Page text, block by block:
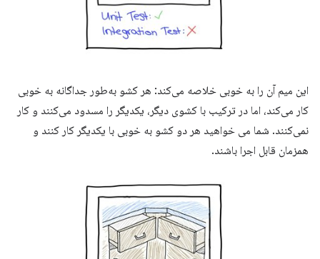
این میم آن را به خوبی خلاصه می‌کند: هر کشو به‌طور جداگانه به خوبی
کار می‌کند، اما در ترکیب با کشوی دیگر، یکدیگر را مسدود می‌کنند و کار
نمی‌کنند. شما می خواهید هر دو کشو به خوبی با یکدیگر کار کنند و
همزمان قابل اجرا باشند.